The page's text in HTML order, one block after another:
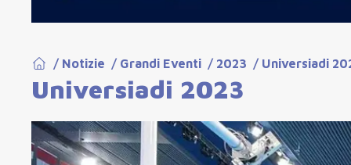
/ Notizie / Grandi Eventi / 2023 / Universiadi
Universiadi 2023